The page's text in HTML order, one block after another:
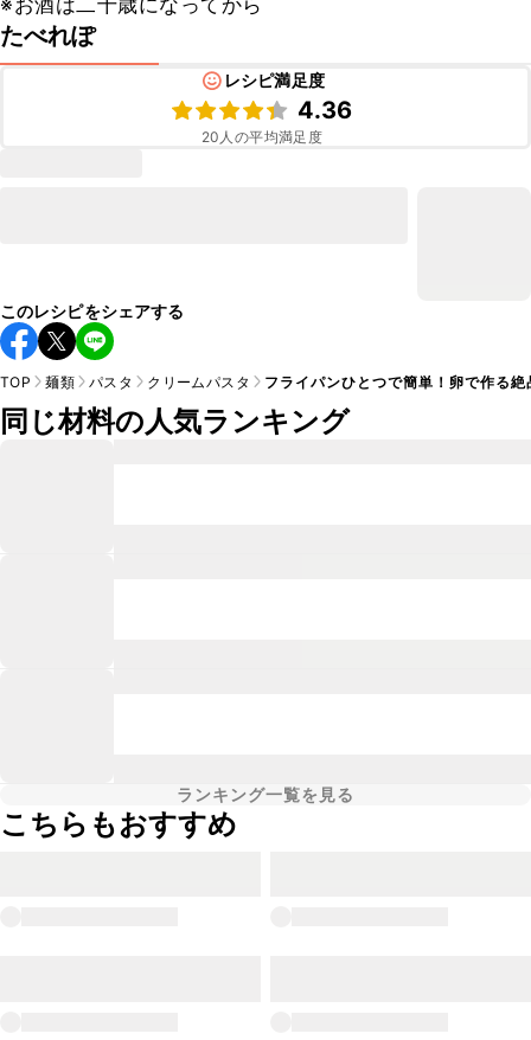
※お酒は二十歳になってから
たべれぽ
レシピ満足度
4.36
20 人の平均満足度
このレシピをシェアする
TOP 麺類 パスタ クリームパスタ フライパンひとつで簡単！卵で作る
同じ材料の人気ランキング
ランキング一覧を見る
こちらもおすすめ